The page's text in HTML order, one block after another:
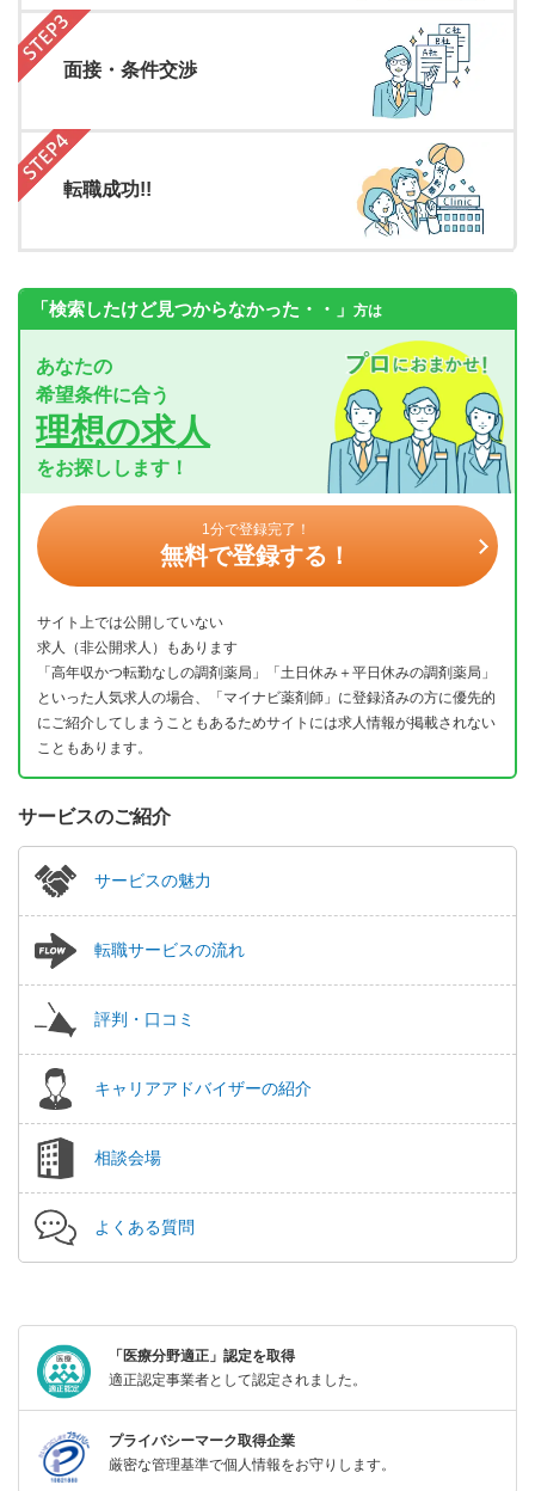
面接・条件交渉
転職成功!!
「検索したけど見つからなかった・・」 方は
あなたの
希望条件に合う
理想の求人
をお探しします！
1分で登録完了！
無料で登録する！
サイト上では公開していない
求人（非公開求人）もあります
「高年収かつ転勤なしの調剤薬局」「土日休み＋平日休みの調剤薬局」
といった人気求人の場合、「マイナビ薬剤師」に登録済みの方に優先的
にご紹介してしまうこともあるためサイトには求人情報が掲載されない
こともあります。
サービスのご紹介
サービスの魅力
転職サービスの流れ
評判・口コミ
キャリアアドバイザーの紹介
相談会場
よくある質問
「医療分野適正」認定を取得
適正認定事業者として認定されました。
プライバシーマーク取得企業
厳密な管理基準で個人情報をお守りします。